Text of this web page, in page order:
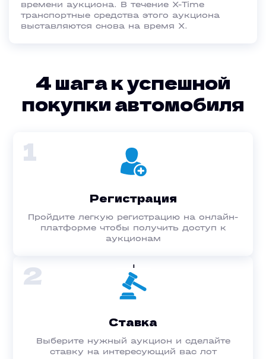
времени аукциона. В течение Х-Time
транспортные средства этого аукциона
выставляются снова на время Х.
4 шага к успешной
покупки автомобиля
1
Регистрация
Пройдите легкую регистрацию на онлайн-
платформе чтобы получить доступ к
аукционам
2
Ставка
Выберите нужный аукцион и сделайте
ставку на интересующий вас лот